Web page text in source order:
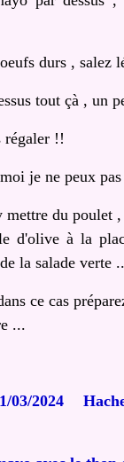
durs , salez
tout çà , un
régaler !!
je ne peux
mettre du poulet
d'olive à la
la salade verte
ce cas
...
03/2024